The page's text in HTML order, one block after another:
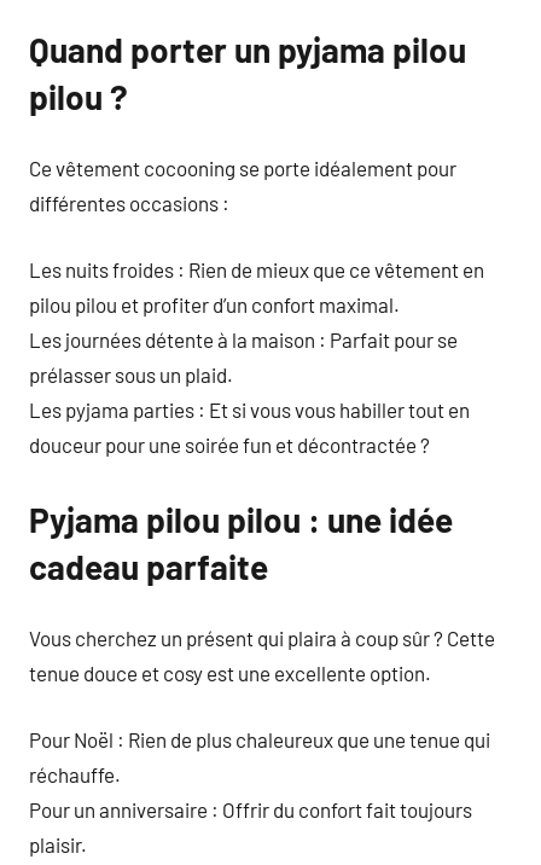
Quand porter un pyjama pilou
pilou ?
Ce vêtement cocooning se porte idéalement pour
différentes occasions :
Les nuits froides : Rien de mieux que ce vêtement en
pilou pilou et profiter d’un confort maximal.
Les journées détente à la maison : Parfait pour se
prélasser sous un plaid.
Les pyjama parties : Et si vous vous habiller tout en
douceur pour une soirée fun et décontractée ?
Pyjama pilou pilou : une idée
cadeau parfaite
Vous cherchez un présent qui plaira à coup sûr ? Cette
tenue douce et cosy est une excellente option.
Pour Noël : Rien de plus chaleureux que une tenue qui
réchauffe.
Pour un anniversaire : Offrir du confort fait toujours
plaisir.